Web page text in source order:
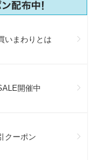
いまわりとは
開催中
クーポン